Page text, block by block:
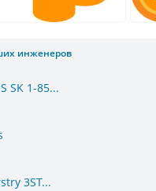
инженеров
SK 1-85...
3ST...